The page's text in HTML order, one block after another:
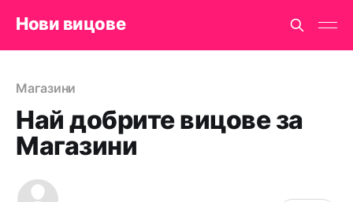
Нови вицове
Магазини
Най добрите вицове за
Магазини